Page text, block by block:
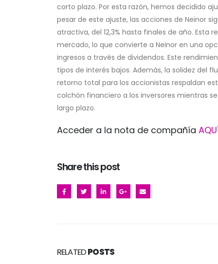
corto plazo. Por esta razón, hemos decidido
pesar de este ajuste, las acciones de Neinor
atractiva, del 12,3% hasta finales de año.
mercado, lo que convierte a Neinor en una
ingresos a través de dividendos. Este
tipos de interés bajos. Además, la solidez del
retorno total para los accionistas respaldan
colchón financiero a los inversores mientras
largo plazo.
Acceder a la nota de compañía
Share this post
RELATEDPOSTS